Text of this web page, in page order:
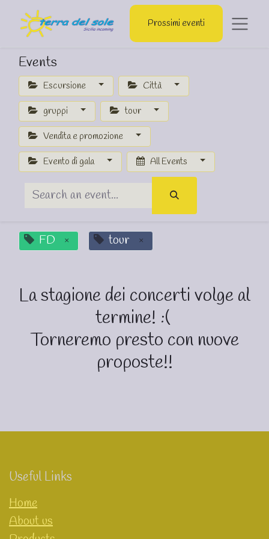
Prossimi eventi
Events
Escursione Città
gruppi tour
Vendita e promozione
Evento di gala All Events
FD × tour ×
La stagione dei concerti volge al
termine! :(
Torneremo presto con nuove
proposte!!
Useful Links
Home
About us